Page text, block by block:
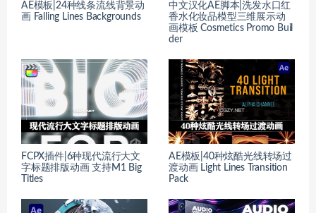
AE模板|24种线条流线背景动
画 Falling Lines Backgrounds
中文汉化AE脚本|洗发水口红
香水化妆品模型三维展示动
画模板 Cosmetics Promo Buil
der
FCPX插件|6种现代流行大文
字标题排版动画 支持M1 Big
Titles
AE模板|40种炫酷光线转场过
渡动画 Light Lines Transition
Pack